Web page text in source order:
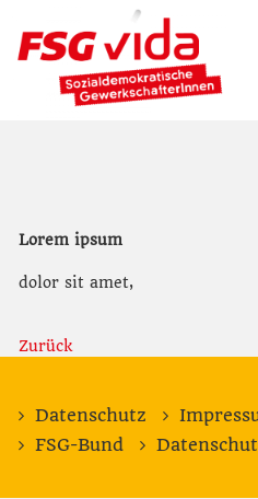
Lorem ipsum
dolor sit amet,
Zurück
Datenschutz
FSG-Bund